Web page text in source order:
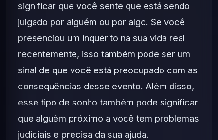
significar que você sente que está sendo
julgado por alguém ou por algo. Se você
presenciou um inquérito na sua vida real
recentemente, isso também pode ser um
sinal de que você está preocupado com as
consequências desse evento. Além disso,
esse tipo de sonho também pode significar
que alguém próximo a você tem problemas
judiciais e precisa da sua ajuda.